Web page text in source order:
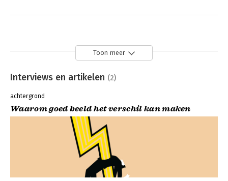
Toon meer
Interviews en artikelen (2)
achtergrond
Waarom goed beeld het verschil kan maken